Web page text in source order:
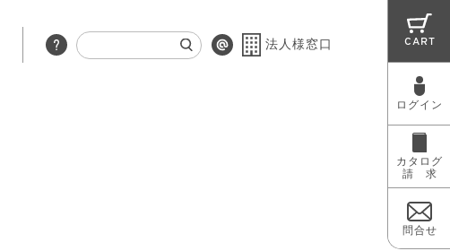
法人様窓口 CART
ログイン
カタログ
請 求
問合せ